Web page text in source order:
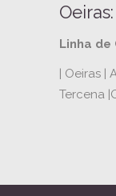
Oeiras:
Linha de
| Oeiras |
Tercena